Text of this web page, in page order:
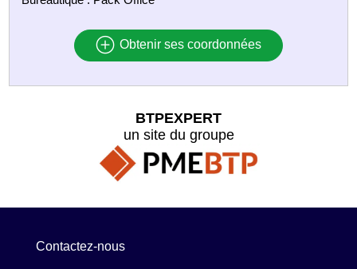
Obtenir ses coordonnées
BTPEXPERT
un site du groupe
Contactez-nous